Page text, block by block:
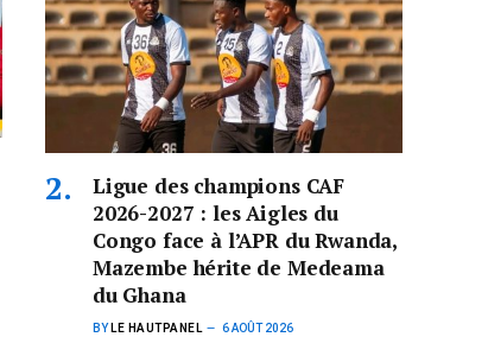
Ligue des champions CAF
2026-2027 : les Aigles du
Congo face à l’APR du Rwanda,
Mazembe hérite de Medeama
du Ghana
BY LE HAUTPANEL 6 AOÛT 2026